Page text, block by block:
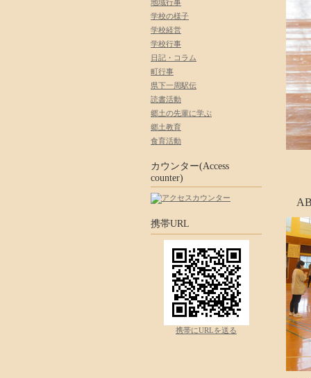
地域行事
学校の様子
学校経営
学校行事
日記・コラム
町行事
県下一周駅伝
読書活動
郷土の先輩に学ぶ
郷土教育
食育活動
カウンター(Access
counter)
携帯URL
携帯にURLを送る